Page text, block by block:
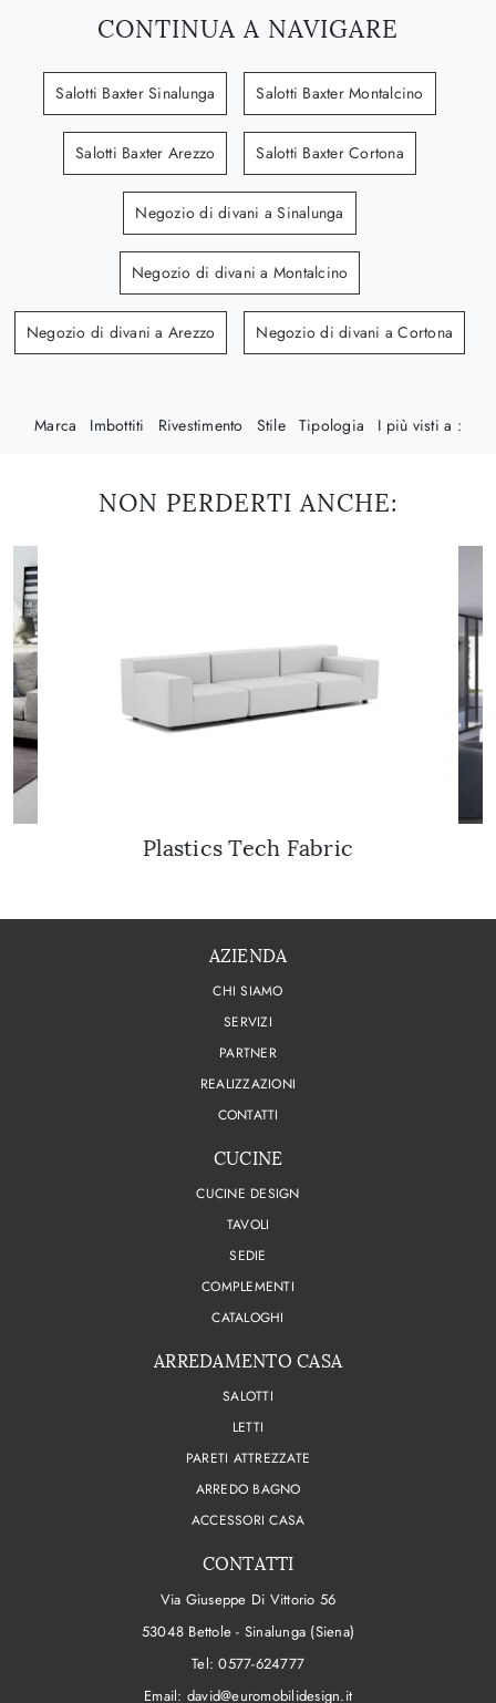
CONTINUA A NAVIGARE
Salotti Baxter Sinalunga Salotti Baxter Montalcino
Salotti Baxter Arezzo Salotti Baxter Cortona
Negozio di divani a Sinalunga
Negozio di divani a Montalcino
Negozio di divani a Arezzo Negozio di divani a Cortona
Marca Imbottiti Rivestimento Stile Tipologia I più visti a :
NON PERDERTI ANCHE:
Plastics Tech Fabric
AZIENDA
CHI SIAMO
SERVIZI
PARTNER
REALIZZAZIONI
CONTATTI
CUCINE
CUCINE DESIGN
TAVOLI
SEDIE
COMPLEMENTI
CATALOGHI
ARREDAMENTO CASA
SALOTTI
LETTI
PARETI ATTREZZATE
ARREDO BAGNO
ACCESSORI CASA
CONTATTI
Via Giuseppe Di Vittorio 56
53048 Bettole - Sinalunga (Siena)
Tel:0577-624777
Email: david@euromobilidesign.it